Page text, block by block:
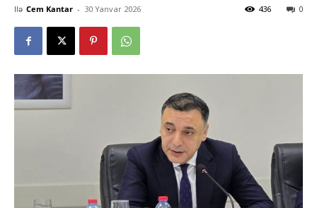
Ilə Cem Kantar - 30 Yanvar 2026 0
436